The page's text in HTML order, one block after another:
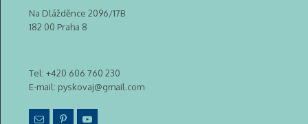
Na Dlážděnce 2096/17B
182 00 Praha 8
Tel: +420 606 760 230
E-mail: pyskovaj@gmail.com